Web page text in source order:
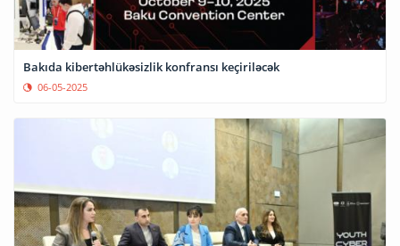
Bakıda kibertəhlükəsizlik konfransı keçiriləcək
06-05-2025